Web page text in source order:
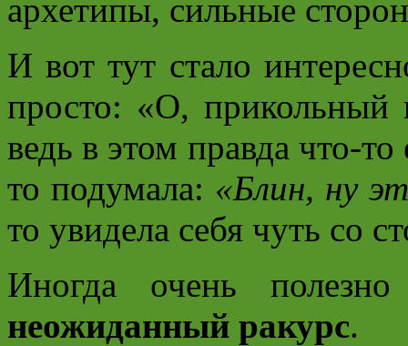
архетипы, сильные
И вот тут стало
просто: «О,
ведь в этом правда что-
то подумала: «Блин, ну
то увидела себя чуть со
Иногда очень
неожиданный ракурс.